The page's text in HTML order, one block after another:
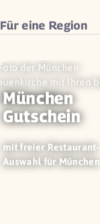
Für eine Region
München
Gutschein
mit freier Restaurant-
Auswahl für München